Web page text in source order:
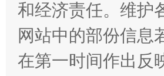
和经济责任。维护
网站中的部份信息
在第一时间作出反